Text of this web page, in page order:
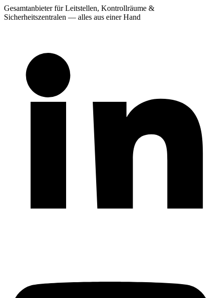
Gesamtanbieter für Leitstellen, Kontrollräume &
Sicherheitszentralen — alles aus einer Hand